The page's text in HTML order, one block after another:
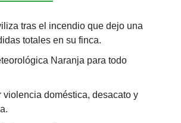
tras el incendio que dejo una
totales en su finca.
Naranja para todo
violencia doméstica, desacato y